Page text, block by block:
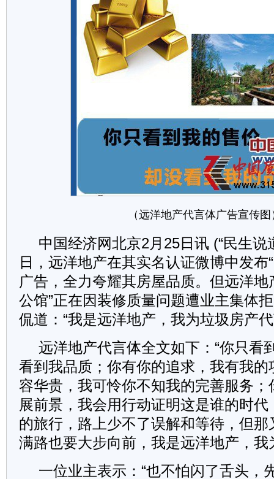
（远洋地产代言体广告宣传图
中国经济网北京2月25日讯 (“民生说
日，远洋地产在其实名认证微博中发布
广告，全力夸耀其房屋品质。但远洋地
公馆”正在因装修质量问题遭业主集体
侃道：“我是远洋地产，我为垃圾房产代
远洋地产代言体全文如下：“你只看
看到我品质；你有你的追求，我有我
容华贵，我可怜你不知我的完善服务
展前景，我会用行动证明这是谁的时
的旅行，路上少不了误解和等待，但
满路也要大步向前，我是远洋地产，我
一位业主表示：“也不怕闪了舌头，